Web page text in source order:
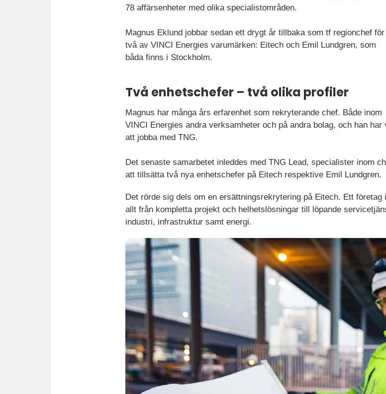
78 affärsenheter med olika specialistområden.
Magnus Eklund jobbar sedan ett drygt år tillbaka som tf regionchef för
två av VINCI Energies varumärken: Eitech och Emil Lundgren, som
båda finns i Stockholm.
Två enhetschefer – två olika profiler
Magnus har många års erfarenhet som rekryterande chef. Både inom
VINCI Energies andra verksamheter och på andra bolag, och han
att jobba med TNG.
Det senaste samarbetet inleddes med TNG Lead, specialister inom
att tillsätta två nya enhetschefer på Eitech respektive Emil Lundgren.
Det rörde sig dels om en ersättningsrekrytering på Eitech. Ett
allt från kompletta projekt och helhetslösningar till löpande
industri, infrastruktur samt energi.